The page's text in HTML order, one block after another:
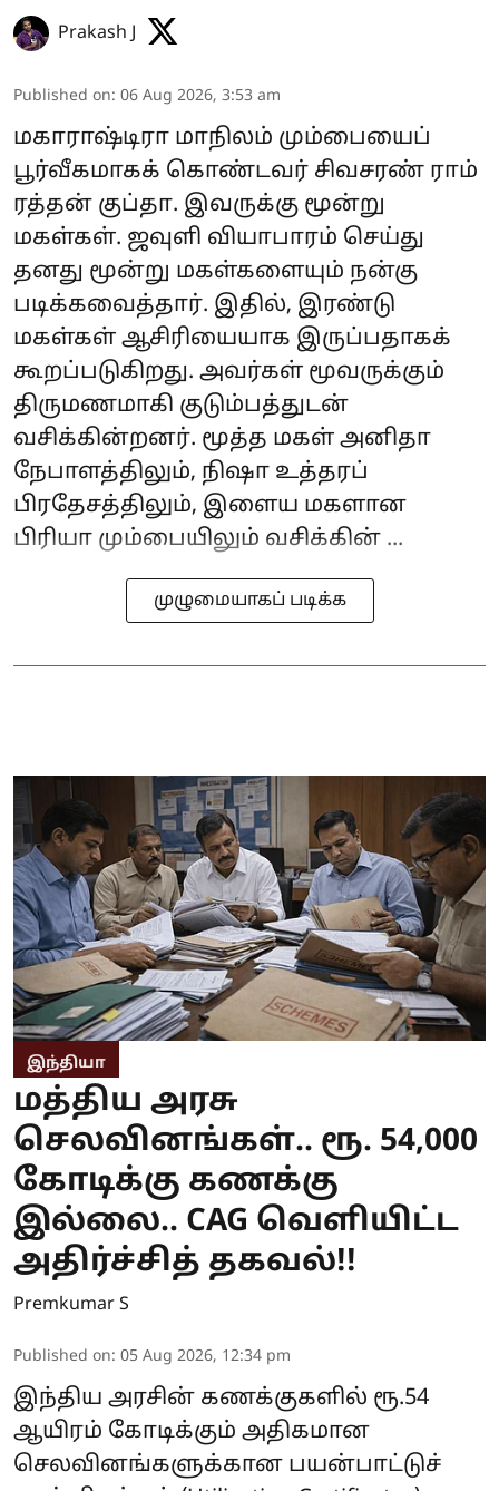
Prakash J
Published on: 06 Aug 2026, 3:53 am
மகாராஷ்டிரா மாநிலம் மும்பையைப்
பூர்வீகமாகக் கொண்டவர் சிவசரண் ராம்
ரத்தன் குப்தா. இவருக்கு மூன்று
மகள்கள். ஜவுளி வியாபாரம் செய்து
தனது மூன்று மகள்களையும் நன்கு
படிக்கவைத்தார். இதில், இரண்டு
மகள்கள் ஆசிரியையாக இருப்பதாகக்
கூறப்படுகிறது. அவர்கள் மூவருக்கும்
திருமணமாகி குடும்பத்துடன்
வசிக்கின்றனர். மூத்த மகள் அனிதா
நேபாளத்திலும், நிஷா உத்தரப்
பிரதேசத்திலும், இளைய மகளான
பிரியா மும்பையிலும் வசிக்கின் ...
முழுமையாகப் படிக்க
இந்தியா
மத்திய அரசு
செலவினங்கள்.. ரூ. 54,000
கோடிக்கு கணக்கு
இல்லை.. CAG வெளியிட்ட
அதிர்ச்சித் தகவல்!!
Premkumar S
Published on: 05 Aug 2026, 12:34 pm
இந்திய அரசின் கணக்குகளில் ரூ.54
ஆயிரம் கோடிக்கும் அதிகமான
செலவினங்களுக்கான பயன்பாட்டுச்